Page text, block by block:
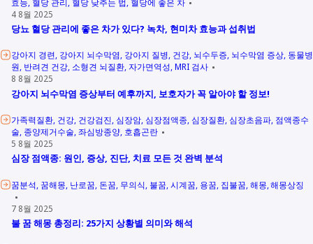
4 8월 2025
당뇨 혈당 관리에 좋은 차가 있다? 녹차, 현미차 효능과 섭취법
강아지 경련 강아지 뇌수막염 강아지 질병 건강 뇌수두증 뇌수막염 증상 동물병
원 반려견 건강 소형견 뇌질환 자가면역성 MRI 검사
8 8월 2025
강아지 뇌수막염 증상부터 예후까지, 보호자가 꼭 알아야 할 정보!
가족력질환 건강 건강검진 심장암 심장점액종 심장질환 심장초음파 점액종수
술 종양제거수술 좌심방종양 호흡곤란
5 8월 2025
심장 점액종: 원인, 증상, 진단, 치료 모든 것 완벽 분석
꿈분석 꿈해몽 난로꿈 돈꿈 무의식 불꿈 시계꿈 용꿈 집불꿈 해몽 해몽상징
7 8월 2025
불 꿈 해몽 총정리: 25가지 상황별 의미와 해석